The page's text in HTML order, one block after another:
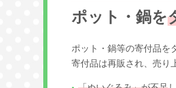
ポット・鍋を
ポット・鍋等の寄付品を
寄付品は再販され、売り